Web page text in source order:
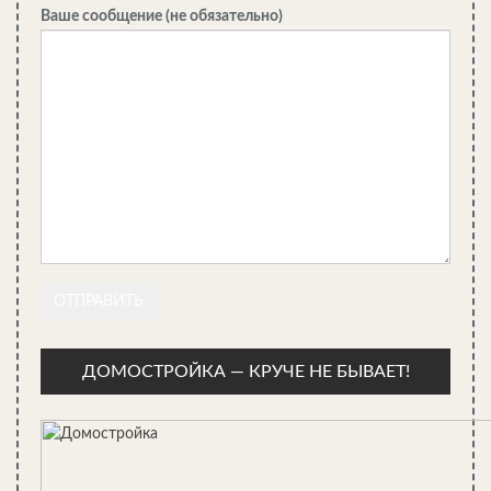
принятия гигиенических процедур. Большинство специалистов
утверждают, что окна в бане нужны. Необходимо выбрать где,
каких размеров им следует быть.
Ваш выбор зависит от предпочтений, финансовых
возможностей. Остальное – дело фантазий. Проёмы здесь
могут быть:
Исходя из места установки, их размеры могут отличаться. Для
парной и моечной они не должны быть большими, а вот
предбанник вполне допустимо оснастить любыми проёмами
по вашему желанию.
Согласно правилам пожарной безопасности окна нужно
устанавливать с таким расчётом, чтобы они открывались
внутрь постройки, позволяли взрослому человеку при пожаре
беспрепятственно выбраться наружу.
Где устанавливать окна в парной
Ваше сообщение (не обязательно)
ДОМОСТРОЙКА — КРУЧЕ НЕ БЫВАЕТ!